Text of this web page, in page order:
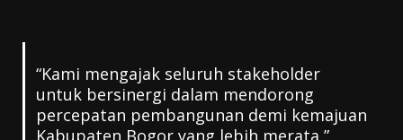
“Kami mengajak seluruh stakeholder
untuk bersinergi dalam mendorong
percepatan pembangunan demi kemajuan